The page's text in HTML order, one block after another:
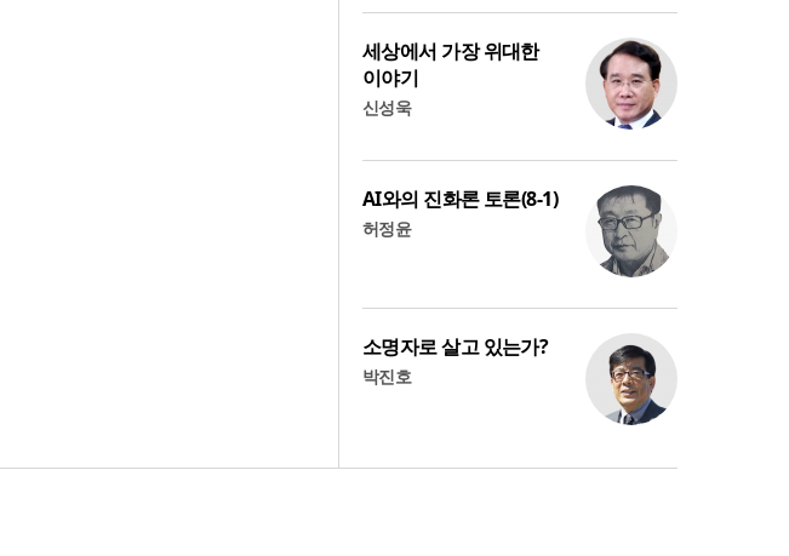
세상에서 가장 위대한
이야기
신성욱
AI와의 진화론 토론(8-1)
허정윤
소명자로 살고 있는가?
박진호